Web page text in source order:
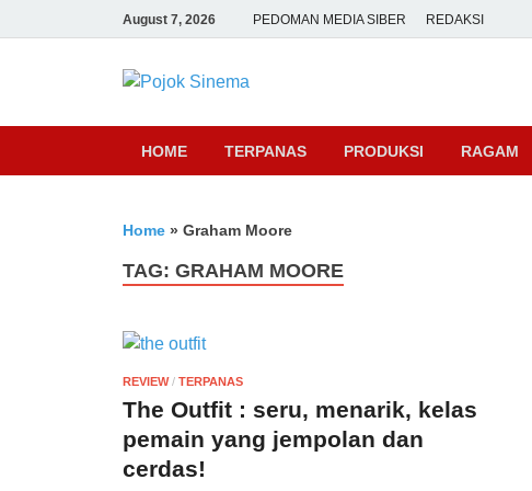
August 7, 2026 PEDOMAN MEDIA SIBER REDAKSI
Pojok Sinema
HOME TERPANAS PRODUKSI RAGAM
Home » Graham Moore
TAG: GRAHAM MOORE
REVIEW/ TERPANAS
The Outfit : seru, menarik, kelas
pemain yang jempolan dan
cerdas!